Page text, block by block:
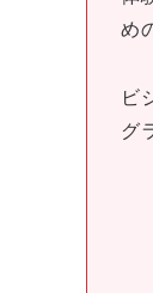
め
ビ
グ